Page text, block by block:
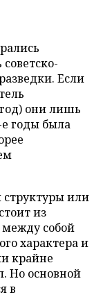
Если
они лишь
годы была
структуры или
из
собой
характера и
крайне
Но основной
в